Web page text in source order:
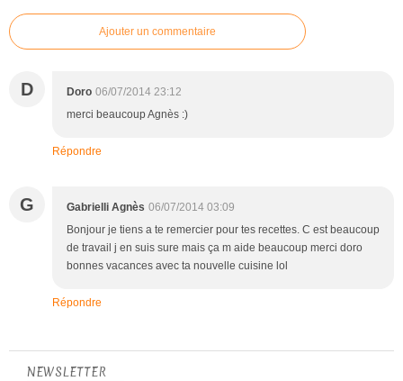
Ajouter un commentaire
D Doro 06/07/2014 23:12
merci beaucoup Agnès :)
Répondre
G Gabrielli Agnès 06/07/2014 03:09
Bonjour je tiens a te remercier pour tes recettes. C est beaucoup
de travail j en suis sure mais ça m aide beaucoup merci doro
bonnes vacances avec ta nouvelle cuisine lol
Répondre
NEWSLETTER